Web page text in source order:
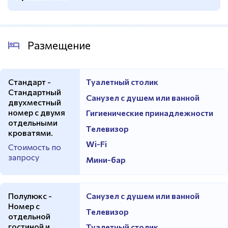
Размещение
Стандарт -
Стандартный
двухместный
номер с двумя
отдельными
кроватями.
Стоимость по
запросу
Туалетный столик
Санузел с душем или ванной
Гигиенические принадлежности
Телевизор
Wi-Fi
Мини-бар
Полулюкс -
Номер с
отдельной
Санузел с душем или ванной
Телевизор